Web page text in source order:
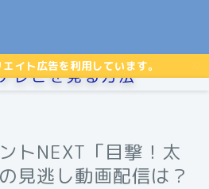
イト広告を利用しています。
レビを見る方法
トNEXT「目撃！太
見逃し動画配信は？